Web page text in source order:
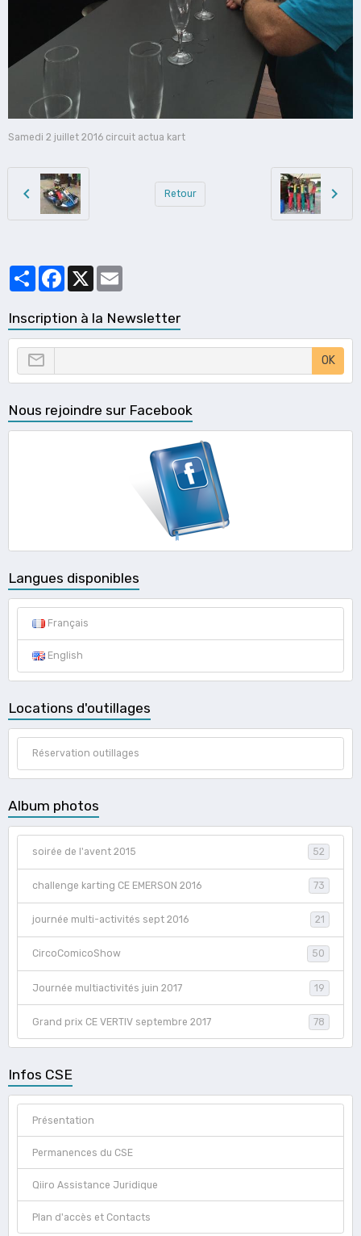
Samedi 2 juillet 2016 circuit actua kart
Retour
PartagerFacebook
Inscription à la Newsletter
OK
Nous rejoindre sur Facebook
Langues disponibles
Français
English
Locations d'outillages
Réservation outillages
Album photos
soirée de l'avent 2015 52
challenge karting CE EMERSON 2016 73
journée multi-activités sept 2016 21
CircoComicoShow 50
Journée multiactivités juin 2017 19
Grand prix CE VERTIV septembre 2017 78
Infos CSE
Présentation
Permanences du CSE
Qiiro Assistance Juridique
Plan d'accès et Contacts